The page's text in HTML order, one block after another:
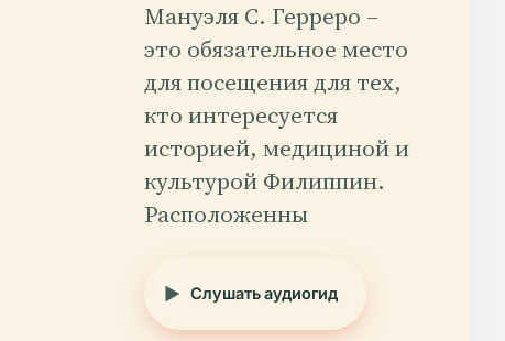
Мануэля С. Герреро –
это обязательное место
для посещения для тех,
кто интересуется
историей, медициной и
культурой Филиппин.
Расположенны
Слушать аудиогид